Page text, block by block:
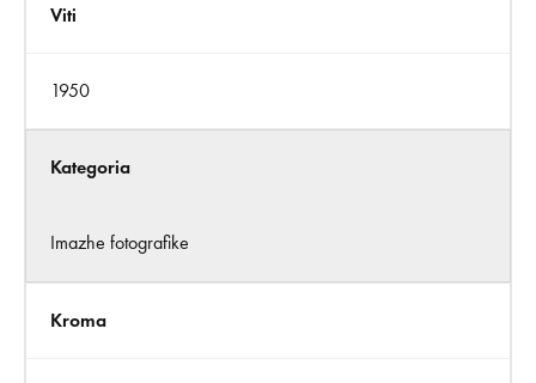
Viti
1950
Kategoria
Imazhe fotografike
Kroma